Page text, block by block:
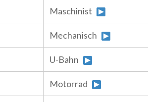
Maschinist
Mechanisch
U-Bahn
Motorrad